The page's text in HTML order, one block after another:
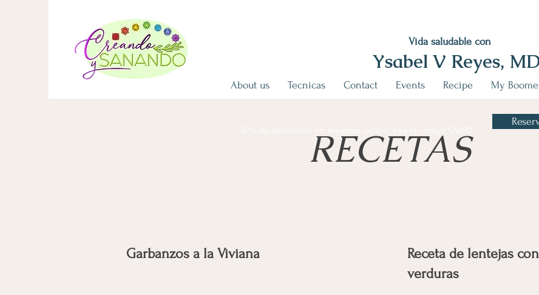
About us Tecnicas Contact Events Recipe My
Vida saludable con
Ysabel V Reyes,
RECETAS
Garbanzos a la Viviana
Receta de lentejas con
verduras